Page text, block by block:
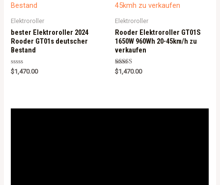
f
5
Elektroroller
bester Elektroroller 2024
Rooder GT01s deutscher
Bestand
R
a
$1,470.00
Elektroroller
Rooder Elektroroller GT01S
1650W 960Wh 20-45km/h zu
verkaufen
Rated
5.00
$1,470.00